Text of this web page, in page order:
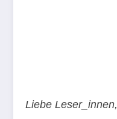
Liebe Leser_innen,